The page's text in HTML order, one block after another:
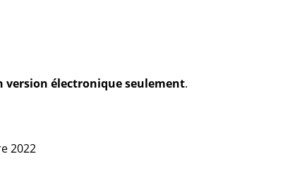
version électronique seulement.
2022